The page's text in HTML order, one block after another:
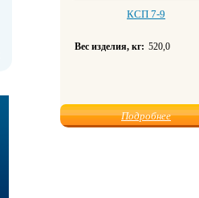
КСП 7-9
Вес изделия, кг: 520,0
Подробнее